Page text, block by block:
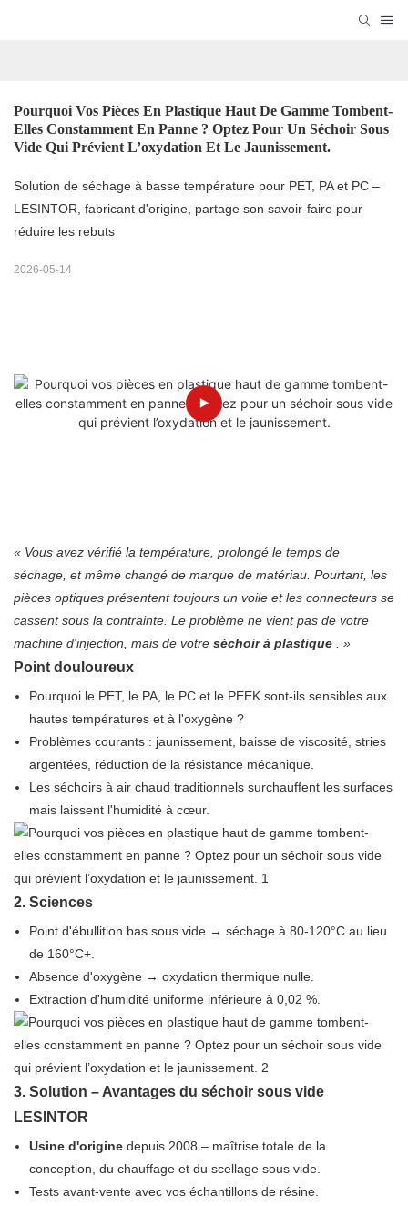
Pourquoi Vos Pièces En Plastique Haut De Gamme Tombent-
Elles Constamment En Panne ? Optez Pour Un Séchoir Sous
Vide Qui Prévient L’oxydation Et Le Jaunissement.
Solution de séchage à basse température pour PET, PA et PC –
LESINTOR, fabricant d'origine, partage son savoir-faire pour
réduire les rebuts
2026-05-14
« Vous avez vérifié la température, prolongé le temps de
séchage, et même changé de marque de matériau. Pourtant, les
pièces optiques présentent toujours un voile et les connecteurs se
cassent sous la contrainte. Le problème ne vient pas de votre
machine d'injection, mais de votre séchoir à plastique . »
Point douloureux
Pourquoi le PET, le PA, le PC et le PEEK sont-ils sensibles aux
hautes températures et à l'oxygène ?
Problèmes courants : jaunissement, baisse de viscosité, stries
argentées, réduction de la résistance mécanique.
Les séchoirs à air chaud traditionnels surchauffent les surfaces
mais laissent l'humidité à cœur.
2. Sciences
Point d'ébullition bas sous vide → séchage à 80-120°C au lieu
de 160°C+.
Absence d'oxygène → oxydation thermique nulle.
Extraction d'humidité uniforme inférieure à 0,02 %.
3. Solution – Avantages du séchoir sous vide
LESINTOR
Usine d'originedepuis 2008 – maîtrise totale de la
conception, du chauffage et du scellage sous vide.
Tests avant-vente avec vos échantillons de résine.